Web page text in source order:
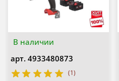
В наличии
арт. 4933480873
(1)